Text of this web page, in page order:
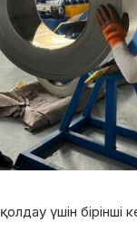
үшін бірінші